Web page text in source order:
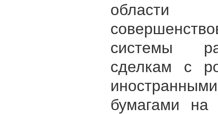
области
системы
сделкам с
бумагами на